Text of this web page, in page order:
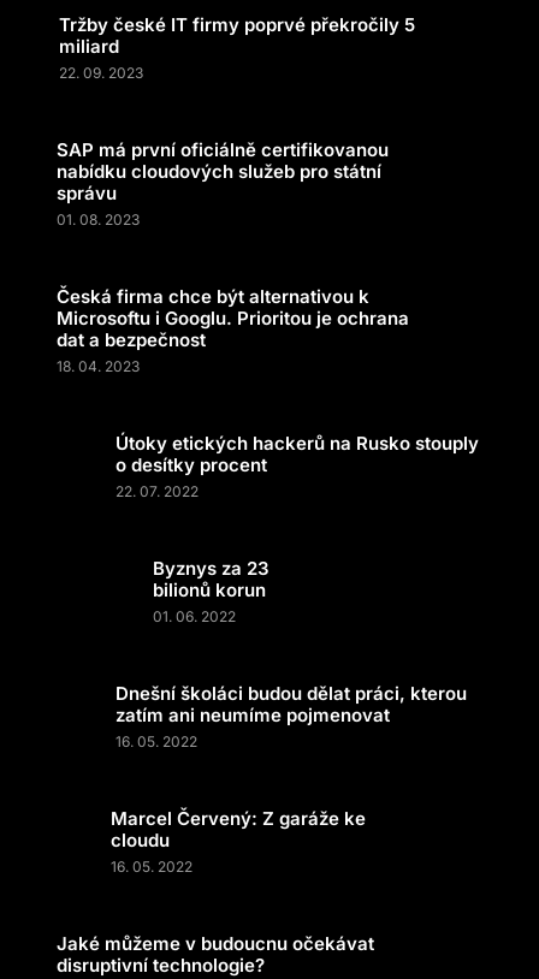
Tržby české IT firmy poprvé překročily 5
miliard
22. 09. 2023
SAP má první oficiálně certifikovanou
nabídku cloudových služeb pro státní
správu
01. 08. 2023
Česká firma chce být alternativou k
Microsoftu i Googlu. Prioritou je ochrana
dat a bezpečnost
18. 04. 2023
Útoky etických hackerů na Rusko stouply
o desítky procent
22. 07. 2022
Byznys za 23
bilionů korun
01. 06. 2022
Dnešní školáci budou dělat práci, kterou
zatím ani neumíme pojmenovat
16. 05. 2022
Marcel Červený: Z garáže ke
cloudu
16. 05. 2022
Jaké můžeme v budoucnu očekávat
disruptivní technologie?